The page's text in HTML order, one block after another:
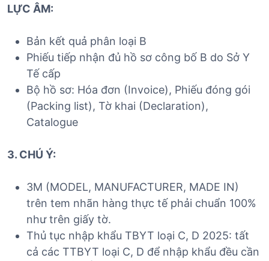
LỰC ÂM:
Bản kết quả phân loại B
Phiếu tiếp nhận đủ hồ sơ công bố B do Sở Y
Tế cấp
Bộ hồ sơ: Hóa đơn (Invoice), Phiếu đóng gói
(Packing list), Tờ khai (Declaration),
Catalogue
3. CHÚ Ý:
3M (MODEL, MANUFACTURER, MADE IN)
trên tem nhãn hàng thực tế phải chuẩn 100%
như trên giấy tờ.
Thủ tục nhập khẩu TBYT loại C, D 2025: tất
cả các TTBYT loại C, D để nhập khẩu đều cần